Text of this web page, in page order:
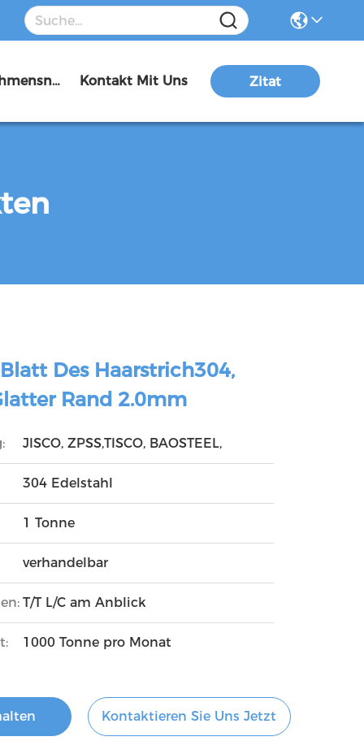
Unternehmensnachrichten Kontakt Mit Uns Zitat
Des Haarstrich304,
Rand 2.0mm
JISCO, ZPSS,TISCO, BAOSTEEL,
304 Edelstahl
1 Tonne
verhandelbar
T/T L/C am Anblick
1000 Tonne pro Monat
Kontaktieren Sie Uns Jetzt